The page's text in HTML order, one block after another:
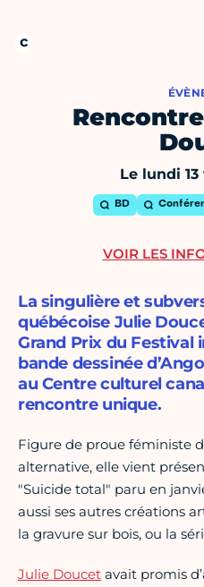
Le lundi
BD
La singulière et
québécoise Julie
Grand Prix du Festival
bande dessinée
au Centre culturel
rencontre unique.
Figure de proue féministe
alternative, elle vient
"Suicide total" paru en
aussi ses autres créations
la gravure sur bois, ou la
Julie Doucet avait promis
VOIR LES